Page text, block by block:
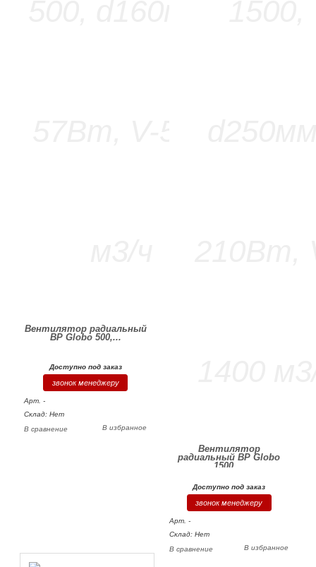
Вентилятор радиальный
BP Globo 500,...
Доступно под заказ
звонок менеджеру
Арт. -
Склад: Нет
В избранное
В сравнение
Вентилятор
радиальный BP Globo
1500,...
Доступно под заказ
звонок менеджеру
Арт. -
Склад: Нет
В избранное
В сравнение